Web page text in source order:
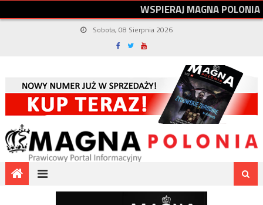
WSPIERAJMAGNAPOLONIA
Sobota, 08 Sierpnia 2026